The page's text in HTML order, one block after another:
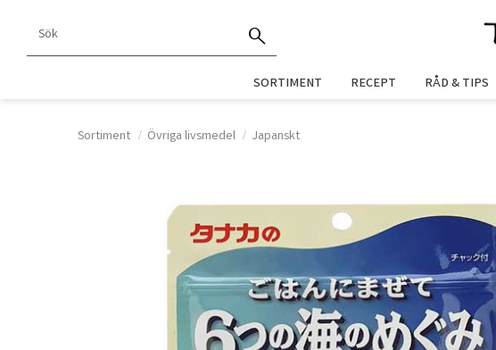
SORTIMENT
RECEPT RÅD & TIPS
Sortiment Övriga livsmedel Japanskt